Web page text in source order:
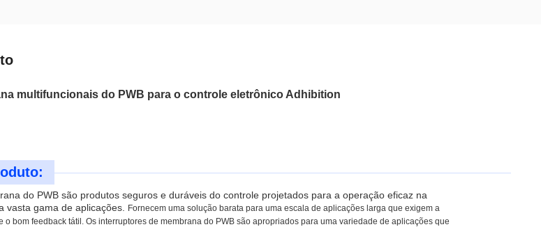
multifuncionais do PWB para o controle eletrônico Adhibition
do PWB são produtos seguros e duráveis do controle projetados para a operação eficaz na
vasta gama de aplicações.
Fornecem uma solução barata para uma escala de aplicações larga que exigem a
o bom feedback tátil. Os interruptores de membrana do PWB são apropriados para uma variedade de aplicações que